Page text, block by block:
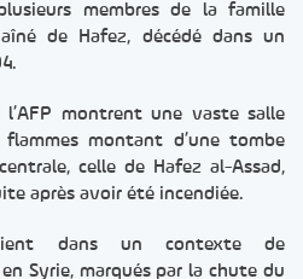
membres de la famille
de Hafez, décédé dans un
l’AFP montrent une vaste salle
flammes montant d’une tombe
celle de Hafez al-Assad,
après avoir été incendiée.
dans un contexte de
Syrie, marqués par la chute du